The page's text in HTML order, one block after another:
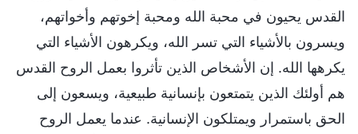
القدس يحيون في محبة الله ومحبة إخوتهم وأخواتهم،
ويسرون بالأشياء التي تسر الله، ويكرهون الأشياء التي
يكرهها الله. إن الأشخاص الذين تأثروا بعمل الروح القدس
هم أولئك الذين يتمتعون بإنسانية طبيعية، ويسعون إلى
الحق باستمرار ويمتلكون الإنسانية. عندما يعمل الروح